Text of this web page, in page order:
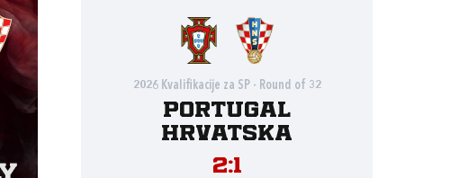
2026 Kvalifikacije za SP - Round of 32
Portugal
Hrvatska
2:1